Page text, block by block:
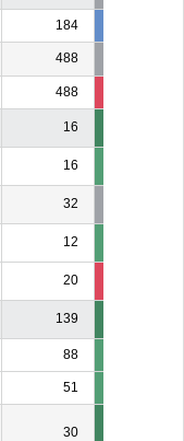
184
488
488
16
16
32
12
20
139
88
51
30